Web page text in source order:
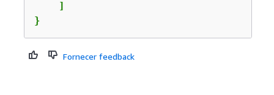
    ]
}
Fornecer feedback